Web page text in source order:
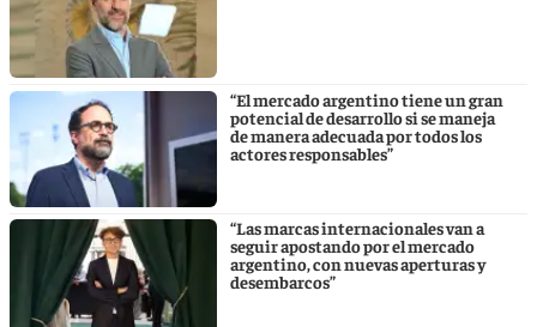
“El mercado argentino tiene un gran
potencial de desarrollo si se maneja
de manera adecuada por todos los
actores responsables”
“Las marcas internacionales van a
seguir apostando por el mercado
argentino, con nuevas aperturas y
desembarcos”